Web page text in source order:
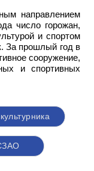
направлением
число горожан,
и спортом
За прошлый год в
сооружение,
и спортивных